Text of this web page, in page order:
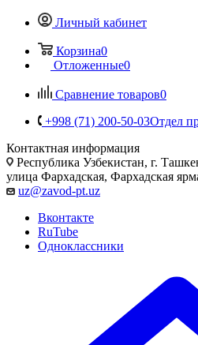
Личный кабинет
Корзина0
Отложенные0
Сравнение товаров0
+998 (71) 200-50-03Отдел
Контактная информация
Республика Узбекистан, г.
улица Фархадская, Фархадская
uz@zavod-pt.uz
Вконтакте
RuTube
Одноклассники